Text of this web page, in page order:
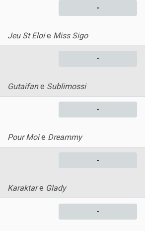
-
Jeu St Eloie Miss Sigo
-
Gutaifane Sublimossi
-
Pour Moie Dreammy
-
Karaktare Glady
-